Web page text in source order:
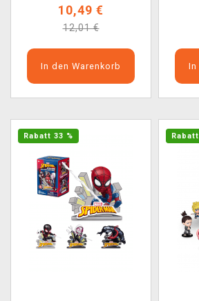
10,49 €
12,01 €
In den Warenkorb In
Rabatt 33 %